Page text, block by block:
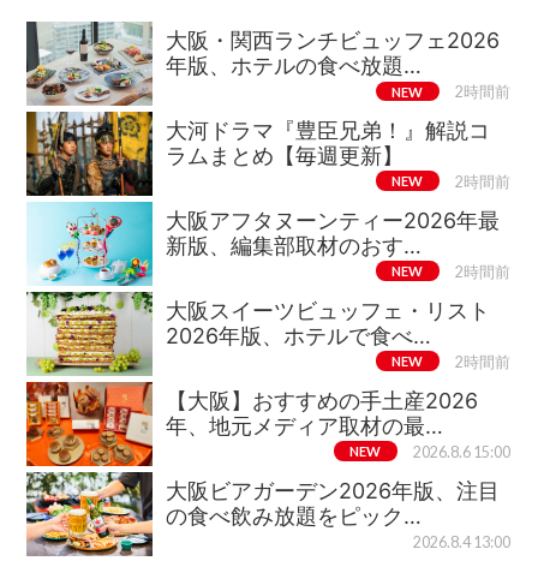
大阪・関西ランチビュッフェ2026
年版、ホテルの食べ放題…
NEW 2時間前
大河ドラマ『豊臣兄弟！』解説コ
ラムまとめ【毎週更新】
NEW 2時間前
大阪アフタヌーンティー2026年最
新版、編集部取材のおす…
NEW 2時間前
大阪スイーツビュッフェ・リスト
2026年版、ホテルで食べ…
NEW 2時間前
【大阪】おすすめの手土産2026
年、地元メディア取材の最…
NEW 2026.8.6 15:00
大阪ビアガーデン2026年版、注目
の食べ飲み放題をピック…
2026.8.4 13:00